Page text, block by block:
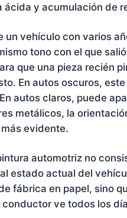
ácida y acumulación de
un vehículo con varios
tono con el que
que una pieza recién
En autos oscuros,
autos claros, puede
metálicos, la
evidente.
automotriz no
estado actual del
fábrica en papel, sino
ve todos los